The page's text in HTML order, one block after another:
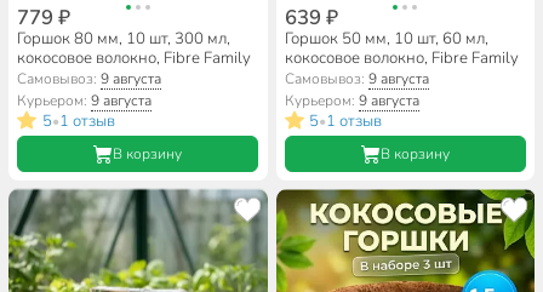
779 ₽
Горшок 80 мм, 10 шт, 300 мл,
кокосовое волокно, Fibre Family
Самовывоз:9 августа
Курьером:9 августа
5•1 отзыв
В корзину
639 ₽
Горшок 50 мм, 10 шт, 60 мл,
кокосовое волокно, Fibre Family
Самовывоз: 9 августа
Курьером: 9 августа
5•1 отзыв
В корзину